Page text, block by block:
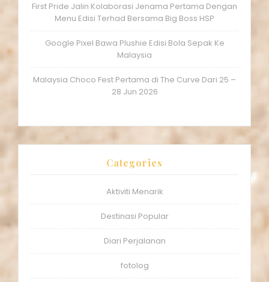
First Pride Jalin Kolaborasi Jenama Pertama Dengan
Menu Edisi Terhad Bersama Big Boss HSP
Google Pixel Bawa Plushie Edisi Bola Sepak Ke
Malaysia
Malaysia Choco Fest Pertama di The Curve Dari 25 –
28 Jun 2026
Categories
Aktiviti Menarik
Destinasi Popular
Diari Perjalanan
fotolog